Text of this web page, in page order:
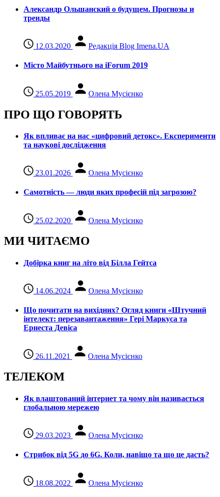
Александр Ольшанский о будущем. Прогнозы и
тренды
12.03.2020 Редакція Blog Imena.UA
Місто Майбутнього на iForum 2019
25.05.2019 Олена Мусієнко
ПРО ЩО ГОВОРЯТЬ
Як впливає на нас «цифровий детокс». Експерименти
та наукові дослідження
23.01.2026 Олена Мусієнко
Самотність — люди яких професій під загрозою?
25.02.2020 Олена Мусієнко
МИ ЧИТАЄМО
Добірка книг на літо від Білла Гейтса
14.06.2024 Олена Мусієнко
Що почитати на вихідних? Огляд книги «Штучний
інтелект: перезавантаження» Гері Маркуса та
Ернеста Девіса
26.11.2021 Олена Мусієнко
ТЕЛЕКОМ
Як влаштований інтернет та чому він називається
глобальною мережею
29.03.2023 Олена Мусієнко
Стрибок від 5G до 6G. Коли, навіщо та що це даcть?
18.08.2022
Олена Мусієнко